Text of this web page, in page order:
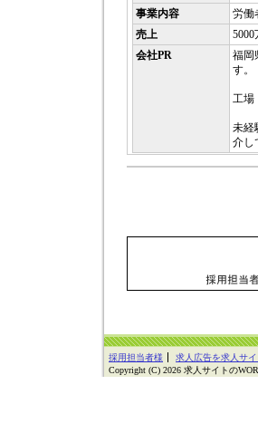
事業内容
労働
売上
5000
会社PR
福岡
す。
工場
未経
介し
採用担当者様 求人広告を求人サ
Copyright (C) 2026 求人サイトの